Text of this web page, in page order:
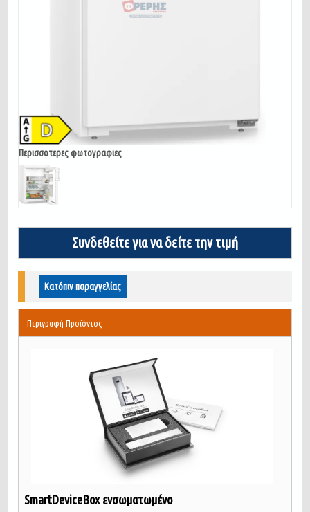
Περισσοτερες φωτογραφιες
Συνδεθείτε για να δείτε την τιμή
Κατόπιν παραγγελίας
Περιγραφή Προϊόντος
SmartDeviceBox ενσωματωμένο